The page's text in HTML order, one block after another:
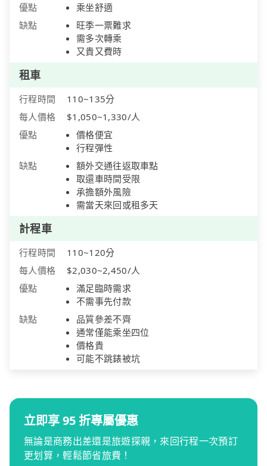
優點
乘坐舒適
缺點
旺季一票難求
需多次轉乘
又貴又費時
租車
行程時間
110~135分
每人價格
$1,050~1,330/人
優點
價格便宜
行程彈性
缺點
額外交通往返取車點
取還車時間受限
承擔額外風險
需當天來回或租多天
計程車
行程時間
110~120分
每人價格
$2,030~2,450/人
優點
滿足臨時需求
不需事先付款
缺點
品質參差不齊
通常僅能乘坐四位
價格貴
可能不跳錶被坑
立即享 95 折專屬優惠
無論是商務出差還是旅遊探親，來回行程一次預訂
更划算，輕鬆節省旅費！